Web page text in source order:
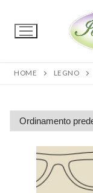
HOME LEGNO